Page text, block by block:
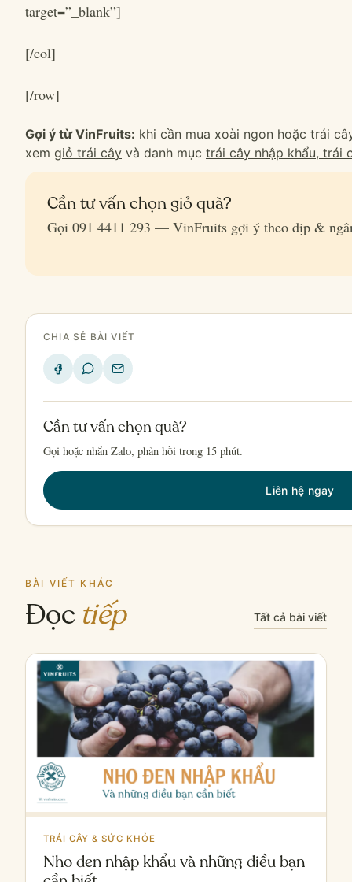
target=”_blank”]
[/col]
[/row]
Gợi ý từ VinFruits: khi cần mua xoài ngon hoặc trái
xem giỏ trái cây và danh mục trái cây nhập khẩu, trái
Cần tư vấn chọn giỏ quà?
Gọi 091 4411 293 — VinFruits gợi ý theo dịp &
CHIA SẺ BÀI VIẾT
Cần tư vấn chọn quà?
Gọi hoặc nhắn Zalo, phản hồi trong 15 phút.
Liên hệ ngay
BÀI VIẾT KHÁC
Đọc tiếp Tất cả bài viết
TRÁI CÂY & SỨC KHỎE
Nho đen nhập khẩu và những điều bạn